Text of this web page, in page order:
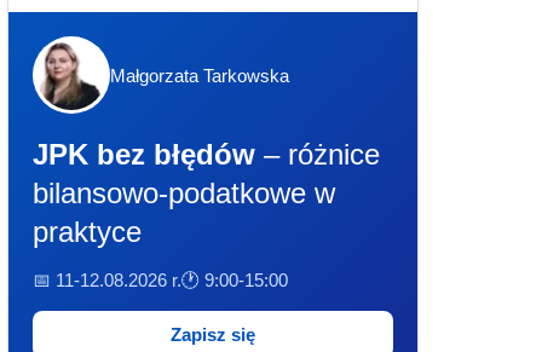
Małgorzata Tarkowska
JPK bez błędów – różnice
bilansowo-podatkowe w
praktyce
📅 11-12.08.2026 r.🕐 9:00-15:00
Zapisz się